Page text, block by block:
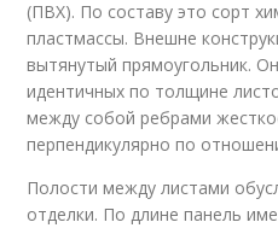
(ПВХ). По составу это сорт
пластмассы. Внешне
вытянутый прямоугольник.
идентичных по толщине
между собой ребрами
перпендикулярно по
Полости между листами
отделки. По длине панель